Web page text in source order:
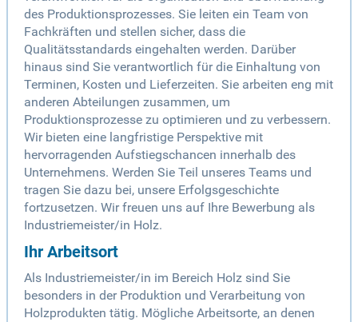
des Produktionsprozesses. Sie leiten ein Team von
Fachkräften und stellen sicher, dass die
Qualitätsstandards eingehalten werden. Darüber
hinaus sind Sie verantwortlich für die Einhaltung von
Terminen, Kosten und Lieferzeiten. Sie arbeiten eng mit
anderen Abteilungen zusammen, um
Produktionsprozesse zu optimieren und zu verbessern.
Wir bieten eine langfristige Perspektive mit
hervorragenden Aufstiegschancen innerhalb des
Unternehmens. Werden Sie Teil unseres Teams und
tragen Sie dazu bei, unsere Erfolgsgeschichte
fortzusetzen. Wir freuen uns auf Ihre Bewerbung als
Industriemeister/in Holz.
Ihr Arbeitsort
Als Industriemeister/in im Bereich Holz sind Sie
besonders in der Produktion und Verarbeitung von
Holzprodukten tätig. Mögliche Arbeitsorte, an denen